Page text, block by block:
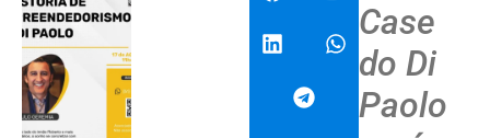
Case
do Di
Paolo